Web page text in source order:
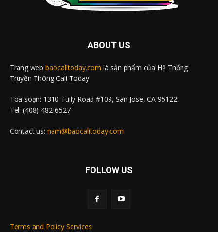
ABOUT US
Trang web baocalitoday.com là sản phẩm của Hệ Thống
Truyền Thông Cali Today
Tòa soạn: 1310 Tully Road #109, San Jose, CA 95122
Tel: (408) 482-6527
Contact us: nam@baocalitoday.com
FOLLOW US
Terms and Policy Services